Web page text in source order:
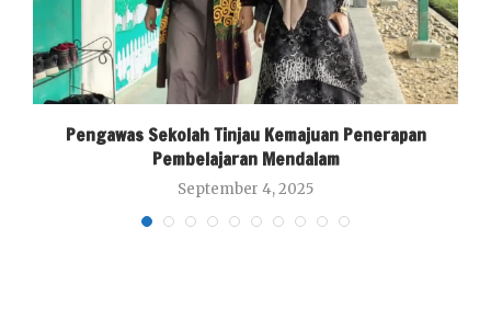
Pengawas Sekolah Tinjau Kemajuan Penerapan
Pembelajaran Mendalam
September 4, 2025